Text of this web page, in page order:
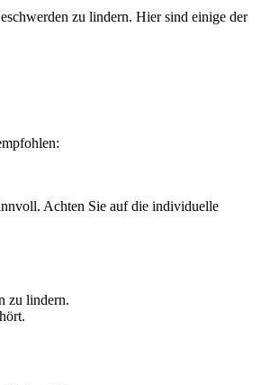
zu lindern. Hier sind einige der
Achten Sie auf die individuelle
zu lindern.